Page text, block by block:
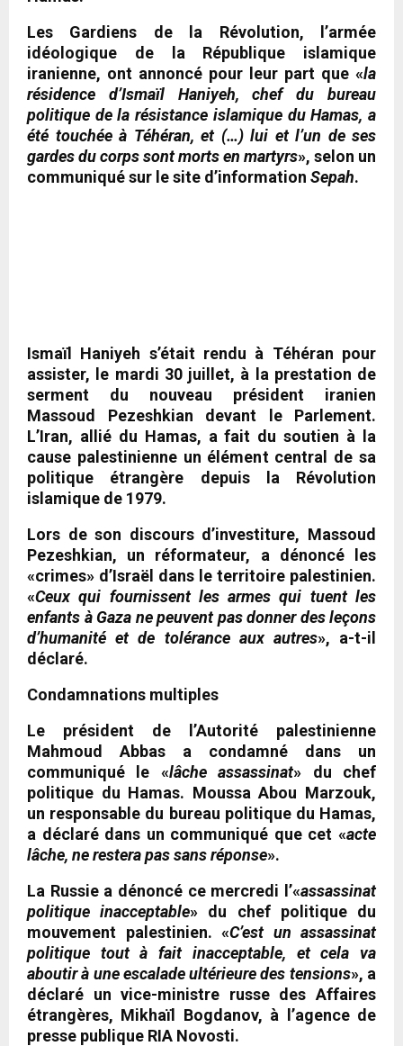
Les Gardiens de la Révolution, l’armée
idéologique de la République islamique
iranienne, ont annoncé pour leur part que «la
résidence d’Ismaïl Haniyeh, chef du bureau
politique de la résistance islamique du Hamas, a
été touchée à Téhéran, et (…) lui et l’un de ses
gardes du corps sont morts en martyrs», selon un
communiqué sur le site d’information Sepah.
Ismaïl Haniyeh s’était rendu à Téhéran pour
assister, le mardi 30 juillet, à la prestation de
serment du nouveau président iranien
Massoud Pezeshkian devant le Parlement.
L’Iran, allié du Hamas, a fait du soutien à la
cause palestinienne un élément central de sa
politique étrangère depuis la Révolution
islamique de 1979.
Lors de son discours d’investiture, Massoud
Pezeshkian, un réformateur, a dénoncé les
«crimes» d’Israël dans le territoire palestinien.
«Ceux qui fournissent les armes qui tuent les
enfants à Gaza ne peuvent pas donner des leçons
d’humanité et de tolérance aux autres», a-t-il
déclaré.
Condamnations multiples
Le président de l’Autorité palestinienne
Mahmoud Abbas a condamné dans un
communiqué le «lâche assassinat» du chef
politique du Hamas. Moussa Abou Marzouk,
un responsable du bureau politique du Hamas,
a déclaré dans un communiqué que cet «acte
lâche, ne restera pas sans réponse».
La Russie a dénoncé ce mercredi l’«assassinat
politique inacceptable» du chef politique du
mouvement palestinien. «C’est un assassinat
politique tout à fait inacceptable, et cela va
aboutir à une escalade ultérieure des tensions», a
déclaré un vice-ministre russe des Affaires
étrangères, Mikhaïl Bogdanov, à l’agence de
presse publique RIA Novosti.